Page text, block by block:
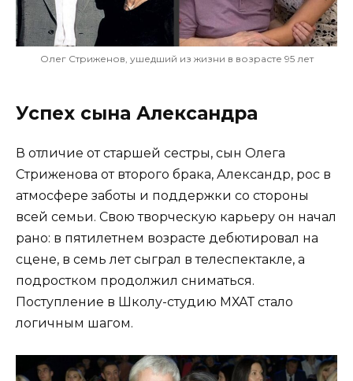
Олег Стриженов, ушедший из жизни в возрасте 95 лет
Успех сына Александра
В отличие от старшей сестры, сын Олега
Стриженова от второго брака, Александр, рос в
атмосфере заботы и поддержки со стороны
всей семьи. Свою творческую карьеру он начал
рано: в пятилетнем возрасте дебютировал на
сцене, в семь лет сыграл в телеспектакле, а
подростком продолжил сниматься.
Поступление в Школу-студию МХАТ стало
логичным шагом.